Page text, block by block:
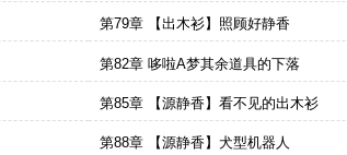
第79章 【出木衫】照顾好静香
第82章 哆啦A梦其余道具的下落
第85章 【源静香】看不见的出木衫
第88章 【源静香】犬型机器人